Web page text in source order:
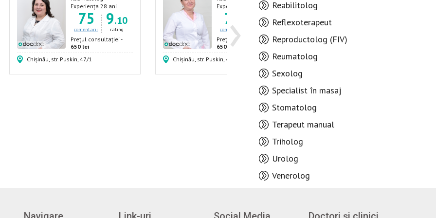
›
Experiența 28 ani
75
comentarii
9.10
rating
Prețul consultației -
650 lei
Chișinău, str. Puskin, 47/1
Experiența 24 ani
79
comentarii
9.10
rating
Prețul consultației -
650 lei
Chișinău, str. Puskin, 47/1
Reabilitolog
Reflexoterapeut
Reproductolog (FIV)
Reumatolog
Sexolog
Specialist în masaj
Stomatolog
Terapeut manual
Triholog
Urolog
Venerolog